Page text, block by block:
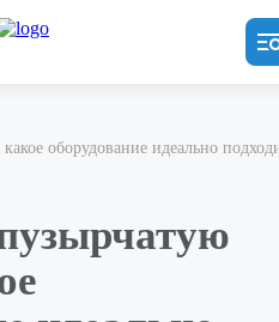
оборудование идеально